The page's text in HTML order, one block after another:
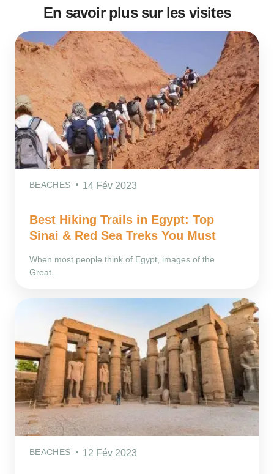
En savoir plus sur les visites
BEACHES 14 Fév 2023
Best Hiking Trails in Egypt: Top
Sinai & Red Sea Treks You Must
When most people think of Egypt, images of the
Great...
BEACHES 12 Fév 2023